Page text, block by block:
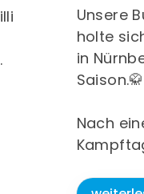
Unsere
holte
in
Saison.🥋
Nach